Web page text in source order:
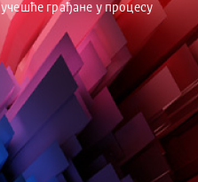
грађане у процесу